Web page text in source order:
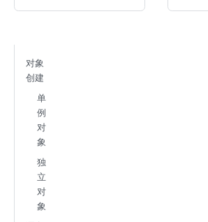
对象
创建
单
例
对
象
独
立
对
象